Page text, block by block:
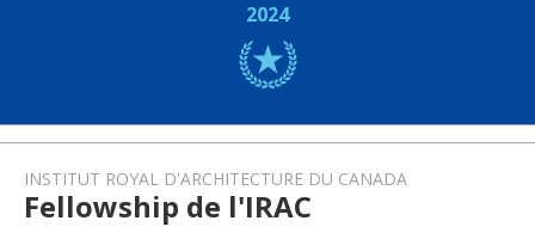
2024
INSTITUT ROYAL D'ARCHITECTURE DU CANADA
Fellowship de l'IRAC